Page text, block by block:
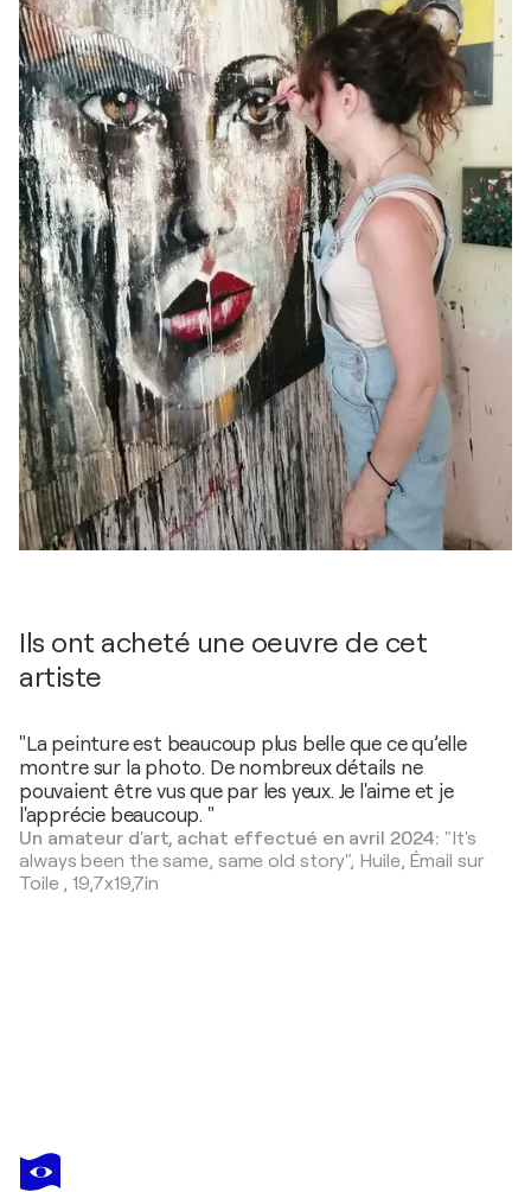
Ils ont acheté une oeuvre de cet
artiste
"La peinture est beaucoup plus belle que ce qu’elle
montre sur la photo. De nombreux détails ne
pouvaient être vus que par les yeux. Je l'aime et je
l'apprécie beaucoup. "
Un amateur d'art, achat effectué en avril 2024: "It's
always been the same, same old story", Huile, Émail sur
Toile,19,7x19,7in
DONATELLA
MARRAONI